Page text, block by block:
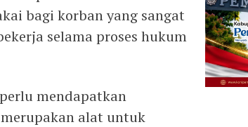
bagi korban yang sangat
selama proses hukum
mendapatkan
alat untuk